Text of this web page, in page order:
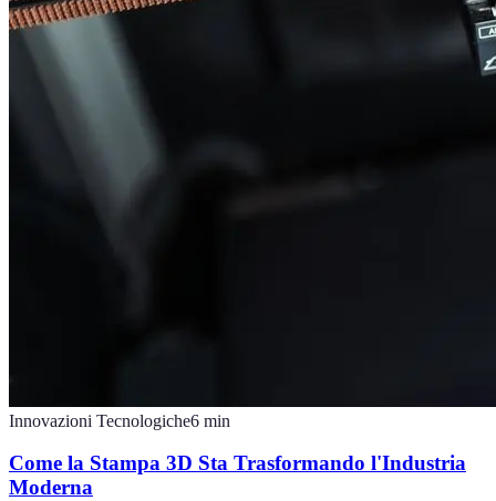
Innovazioni Tecnologiche6 min
Come la Stampa 3D Sta Trasformando l'Industria
Moderna